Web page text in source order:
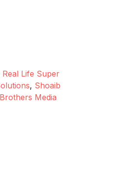
Real Life Super
, Shoaib
Media